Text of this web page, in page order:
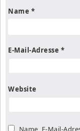
Name *
E-Mail-Adresse *
Website
Name, E-Mail-